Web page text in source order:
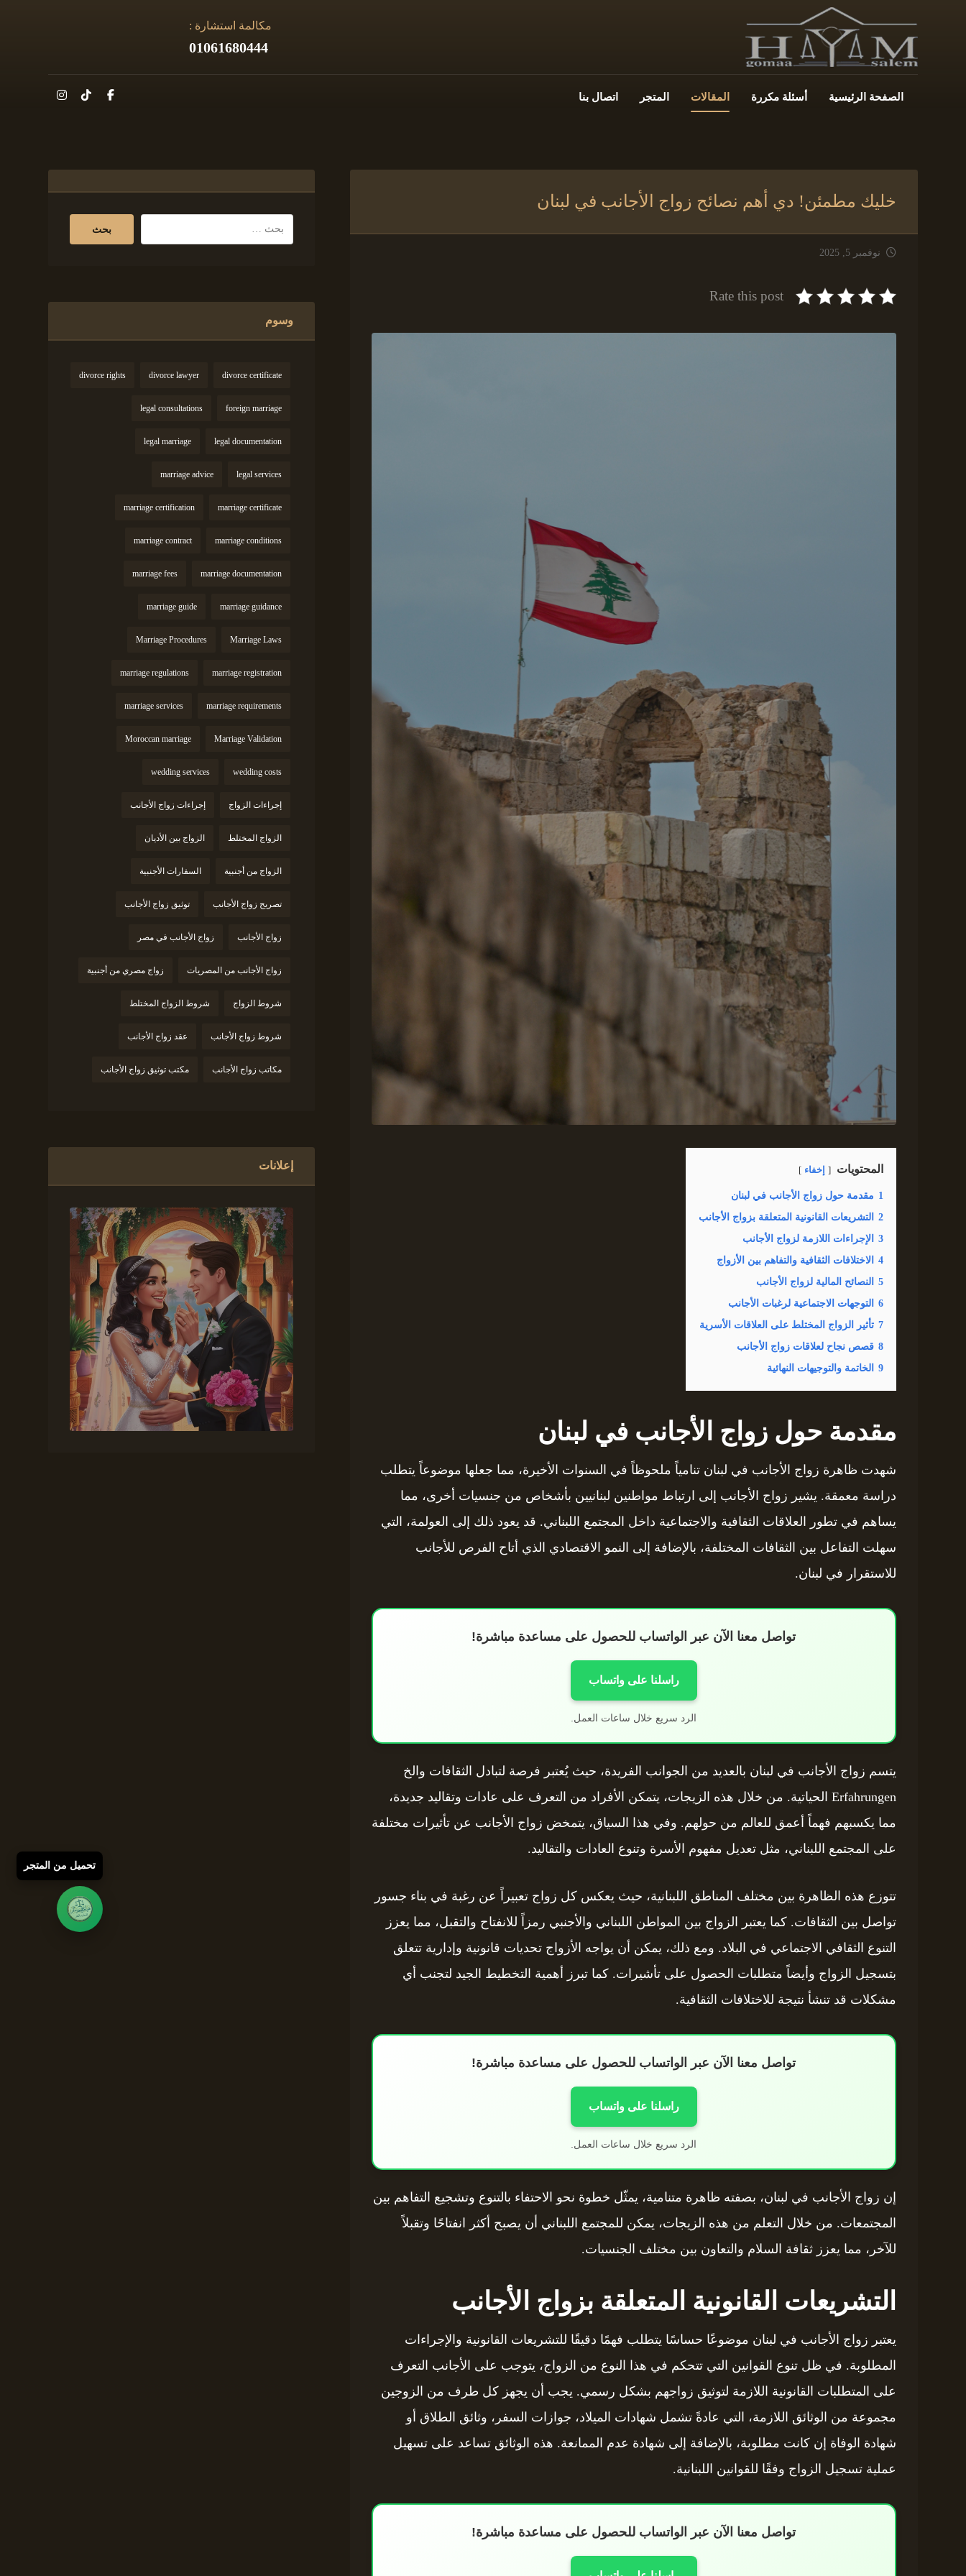
مكالمة استشارة :
01061680444
الصفحة الرئيسية أسئلة مكررة المقالات المتجر اتصال بنا
خليك مطمئن! دي أهم نصائح زواج الأجانب في لبنان
نوفمبر 5, 2025
Rate this post
المحتويات إخفاء
1 مقدمة حول زواج الأجانب في لبنان
2
التشريعات القانونية المتعلقة بزواج الأجانب
3
الإجراءات اللازمة لزواج الأجانب
4
الاختلافات الثقافية والتفاهم بين الأزواج
5
النصائح المالية لزواج الأجانب
6
التوجهات الاجتماعية لرغبات الأجانب
7 تأثير الزواج المختلط على العلاقات الأسرية
8 قصص نجاح لعلاقات زواج الأجانب
9
الخاتمة والتوجيهات النهائية
مقدمة حول زواج الأجانب في لبنان
شهدت ظاهرة زواج الأجانب في لبنان تنامياً ملحوظاً في السنوات الأخيرة، مما جعلها موضوعاً يتطلب
دراسة معمقة. يشير زواج الأجانب إلى ارتباط مواطنين لبنانيين بأشخاص من جنسيات أخرى، مما
يساهم في تطور العلاقات الثقافية والاجتماعية داخل المجتمع اللبناني. قد يعود ذلك إلى العولمة، التي
سهلت التفاعل بين الثقافات المختلفة، بالإضافة إلى النمو الاقتصادي الذي أتاح الفرص للأجانب
للاستقرار في لبنان.
تواصل معنا الآن عبر الواتساب للحصول على مساعدة مباشرة!
راسلنا على واتساب
الرد سريع خلال ساعات العمل.
يتسم زواج الأجانب في لبنان بالعديد من الجوانب الفريدة، حيث يُعتبر فرصة لتبادل الثقافات والخ
Erfahrungen الحياتية. من خلال هذه الزيجات، يتمكن الأفراد من التعرف على عادات وتقاليد جديدة،
مما يكسبهم فهماً أعمق للعالم من حولهم. وفي هذا السياق، يتمخض زواج الأجانب عن تأثيرات مختلفة
على المجتمع اللبناني، مثل تعديل مفهوم الأسرة وتنوع العادات والتقاليد.
تتوزع هذه الظاهرة بين مختلف المناطق اللبنانية، حيث يعكس كل زواج تعبيراً عن رغبة في بناء جسور
تواصل بين الثقافات. كما يعتبر الزواج بين المواطن اللبناني والأجنبي رمزاً للانفتاح والتقبل، مما يعزز
التنوع الثقافي الاجتماعي في البلاد. ومع ذلك، يمكن أن يواجه الأزواج تحديات قانونية وإدارية تتعلق
بتسجيل الزواج وأيضاً متطلبات الحصول على تأشيرات. كما تبرز أهمية التخطيط الجيد لتجنب أي
مشكلات قد تنشأ نتيجة للاختلافات الثقافية.
تواصل معنا الآن عبر الواتساب للحصول على مساعدة مباشرة!
راسلنا على واتساب
الرد سريع خلال ساعات العمل.
إن زواج الأجانب في لبنان، بصفته ظاهرة متنامية، يمثّل خطوة نحو الاحتفاء بالتنوع وتشجيع التفاهم بين
المجتمعات. من خلال التعلم من هذه الزيجات، يمكن للمجتمع اللبناني أن يصبح أكثر انفتاحًا وتقبلاً
للآخر، مما يعزز ثقافة السلام والتعاون بين مختلف الجنسيات.
التشريعات القانونية المتعلقة بزواج الأجانب
يعتبر زواج الأجانب في لبنان موضوعًا حساسًا يتطلب فهمًا دقيقًا للتشريعات القانونية والإجراءات
المطلوبة. في ظل تنوع القوانين التي تتحكم في هذا النوع من الزواج، يتوجب على الأجانب التعرف
على المتطلبات القانونية اللازمة لتوثيق زواجهم بشكل رسمي. يجب أن يجهز كل طرف من الزوجين
مجموعة من الوثائق اللازمة، التي عادةً تشمل شهادات الميلاد، جوازات السفر، وثائق الطلاق أو
شهادة الوفاة إن كانت مطلوبة، بالإضافة إلى شهادة عدم الممانعة. هذه الوثائق تساعد على تسهيل
عملية تسجيل الزواج وفقًا للقوانين اللبنانية.
تواصل معنا الآن عبر الواتساب للحصول على مساعدة مباشرة!
وسوم
divorce certificate
divorce lawyer
divorce rights
foreign marriage
legal consultations
legal documentation
legal marriage
legal services
marriage advice
marriage certificate
marriage certification
marriage conditions
marriage contract
marriage documentation
marriage fees
marriage guidance
marriage guide
Marriage Laws
Marriage Procedures
marriage registration
marriage regulations
marriage requirements
marriage services
Marriage Validation
Moroccan marriage
wedding costs
wedding services
إجراءات الزواج إجراءات زواج الأجانب
الزواج المختلط الزواج بين الأديان
الزواج من أجنبية السفارات الأجنبية
تصريح زواج الأجانب توثيق زواج الأجانب
زواج الأجانب زواج الأجانب في مصر
زواج الأجانب من المصريات زواج مصري من أجنبية
شروط الزواج شروط الزواج المختلط
شروط زواج الأجانب عقد زواج الأجانب
مكاتب زواج الأجانب مكتب توثيق زواج الأجانب
إعلانات
تحميل من المتجر